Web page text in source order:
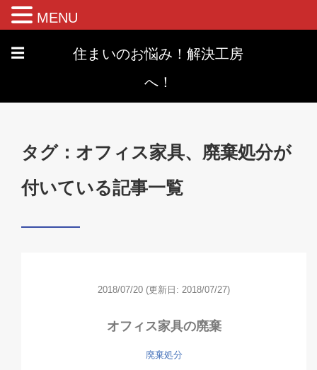
☰
住まいのお悩み！解決工房
へ！
タグ：オフィス家具、廃棄処分が
付いている記事一覧
2018/07/20 (更新日: 2018/07/27)
オフィス家具の廃棄
廃棄処分
MENU